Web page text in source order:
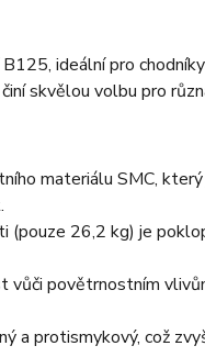
ideální pro
skvělou volbu pro
materiálu SMC,
(pouze 26,2 kg) je
vůči povětrnostním
a protismykový, což